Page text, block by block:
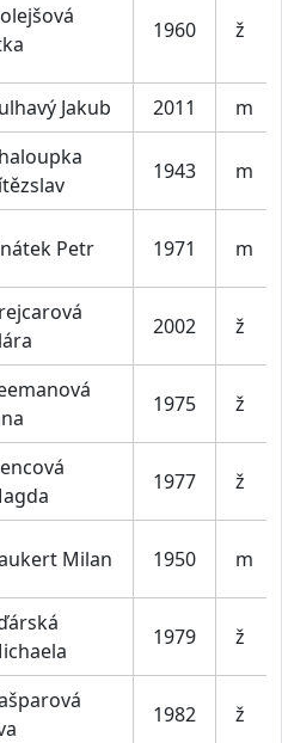
1960 ž
Jakub 2011 m
1943 m
Petr 1971 m
2002 ž
1975 ž
1977 ž
Milan 1950 m
1979 ž
1982 ž